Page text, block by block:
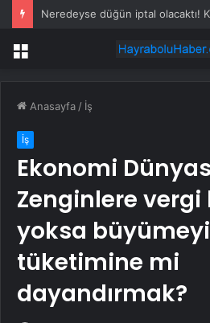
Artvin’de Barfiks Sistemleri Okul
Menü
Anasayfa / İş
İş
Ekonomi
Zenginlere vergi
yoksa
tüketimine mi
dayandırmak?